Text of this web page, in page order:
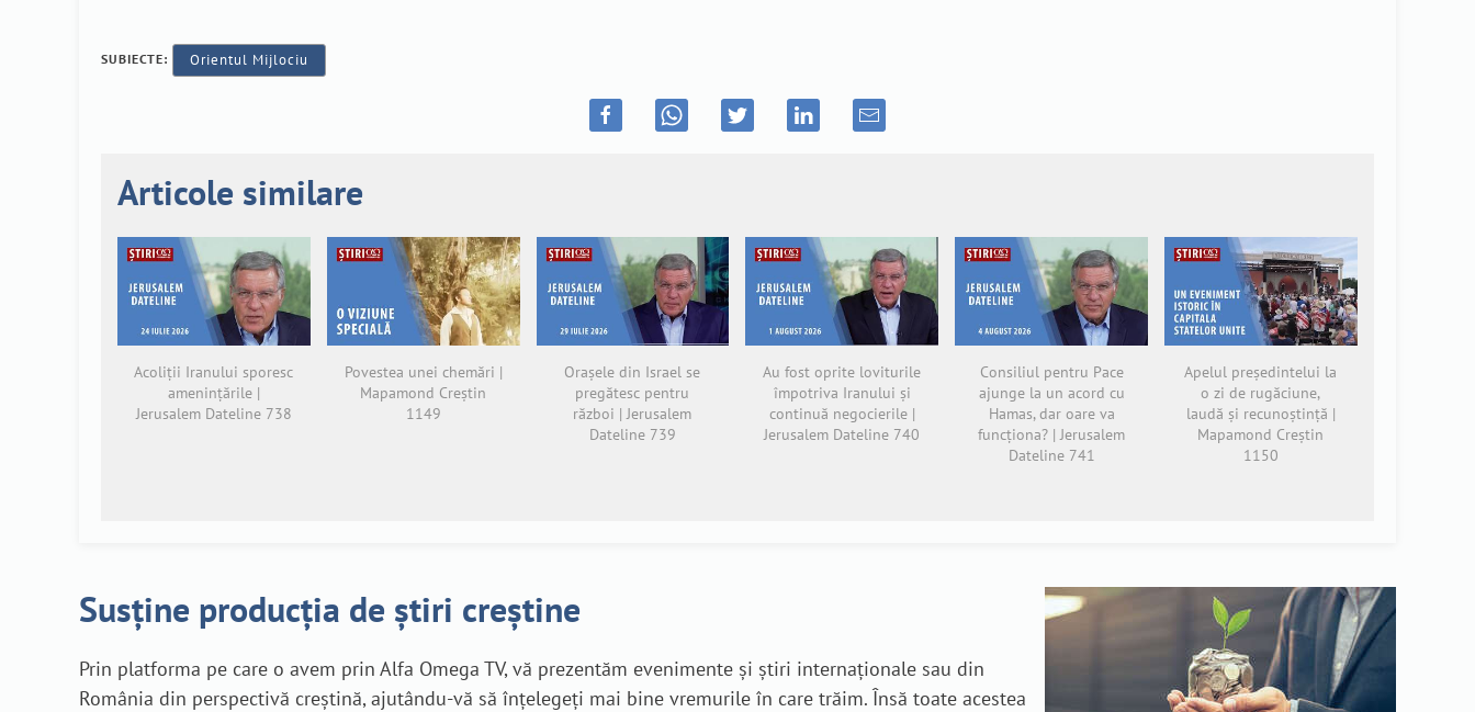
SUBIECTE: Orientul Mijlociu
Articole similare
Acoliții Iranului sporesc
amenințările |
Jerusalem Dateline 738
Povestea unei chemări |
Mapamond Creștin
1149
Orașele din Israel se
pregătesc pentru
război | Jerusalem
Dateline 739
Au fost oprite loviturile
împotriva Iranului și
continuă negocierile |
Jerusalem Dateline 740
Consiliul pentru Pace
ajunge la un acord cu
Hamas, dar oare va
funcționa? | Jerusalem
Dateline 741
Apelul președintelui la
o zi de rugăciune,
laudă și recunoștință |
Mapamond Creștin
1150
Susține producția de știri creștine
Prin platforma pe care o avem prin Alfa Omega TV, vă prezentăm evenimente și știri internaționale sau din
România din perspectivă creștină, ajutându-vă să înțelegeți mai bine vremurile în care trăim. Însă toate acestea